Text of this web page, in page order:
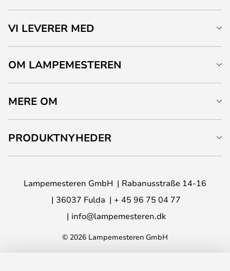
VI LEVERER MED
OM LAMPEMESTEREN
MERE OM
PRODUKTNYHEDER
Lampemesteren GmbH
Rabanusstraße 14-16
36037 Fulda
+ 45 96 75 04 77
info@lampemesteren.dk
© 2026 Lampemesteren GmbH